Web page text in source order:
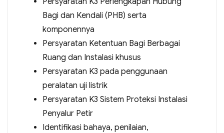
Bagi dan Kendali (PHB) serta
komponennya
Persyaratan Ketentuan Bagi Berbagai
Ruang dan Instalasi khusus
Persyaratan K3 pada penggunaan
peralatan uji listrik
Persyaratan K3 Sistem Proteksi Instalasi
Penyalur Petir
Identifikasi bahaya, penilaian,